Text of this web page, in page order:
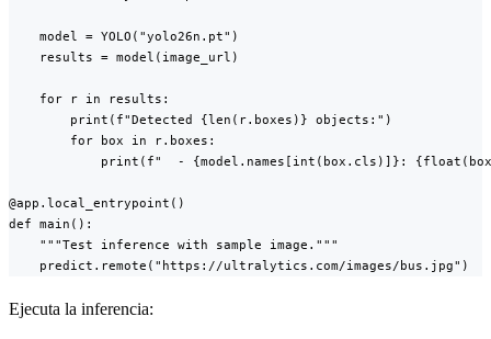
    model = YOLO("yolo26n.pt")
    results = model(image_url)
    for r in results:
        print(f"Detected {len(r.boxes)} objects:")
        for box in r.boxes:
print(f"  - {model.names[int(box.cls)]}:
@app.local_entrypoint()
def main():
    """Test inference with sample image."""
    predict.remote("https://ultralytics.com/images/bus.jpg")
Ejecuta la inferencia: